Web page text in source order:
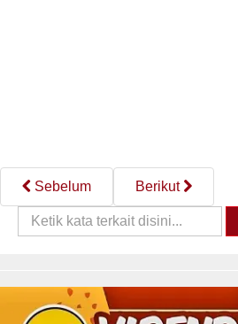
Sebelum
Berikut
Cari
Berita::